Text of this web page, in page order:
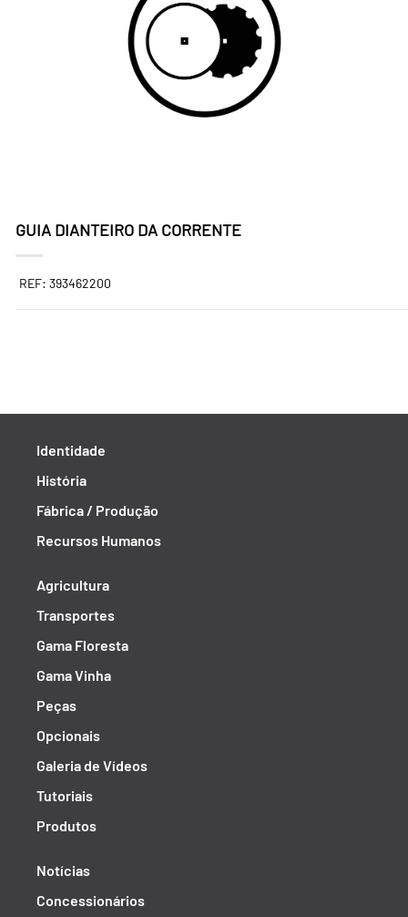
GUIA DIANTEIRO DA CORRENTE
REF: 393462200
Identidade
História
Fábrica / Produção
Recursos Humanos
Agricultura
Transportes
Gama Floresta
Gama Vinha
Peças
Opcionais
Galeria de Vídeos
Tutoriais
Produtos
Notícias
Concessionários